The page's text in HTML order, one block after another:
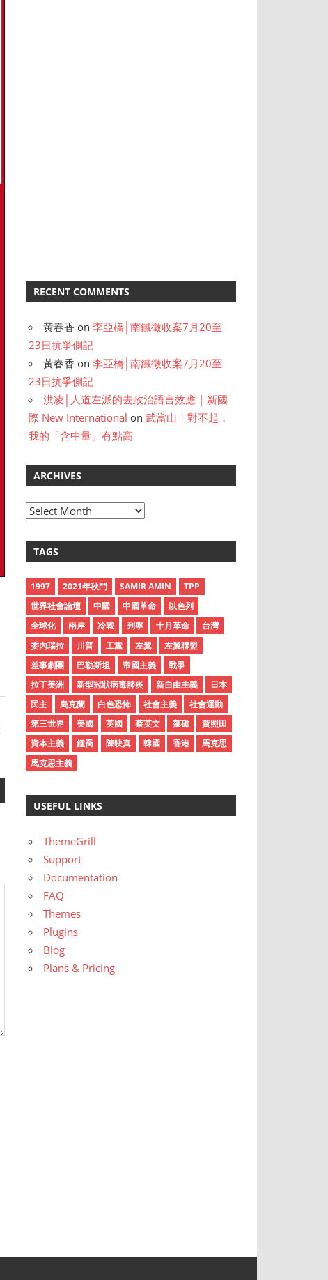
RECENT COMMENTS
黃春香 on李亞橋│南鐵徵收案7月20至
23日抗爭側記
黃春香 on李亞橋│南鐵徵收案7月20至
23日抗爭側記
洪凌│人道左派的去政治語言效應 | 新國
際 New International on武當山｜對不起，
我的「含中量」有點高
ARCHIVES
A
h
v
e
s
TAGS
1997 2021年秋鬥 SAMIR AMIN
TPP
世界社會論壇
中國 中國革命
以色列
全球化
兩岸 冷戰 列寧 十月革命
台灣
委內瑞拉
川普 工黨 左翼
左翼聯盟
差事劇團
巴勒斯坦 帝國主義
戰爭
拉丁美洲
新型冠狀病毒肺炎 新自由主義
日本
民主
烏克蘭 白色恐怖 社會主義
社會運動
第三世界
美國 英國 蔡英文 藻礁
賀照田
資本主義
鍾喬 陳映真 韓國 香港
馬克思
馬克思主義
USEFUL LINKS
ThemeGrill
Support
Documentation
FAQ
Themes
Plugins
Blog
Plans & Pricing